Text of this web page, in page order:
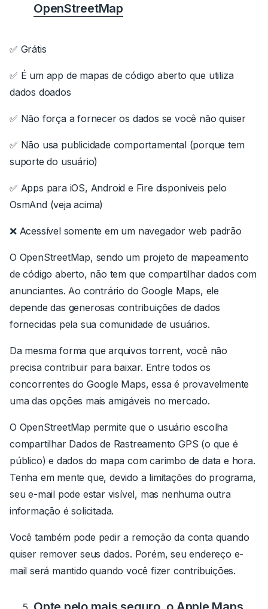
OpenStreetMap
✅ Grátis
✅ É um app de mapas de código aberto que utiliza
dados doados
✅ Não força a fornecer os dados se você não quiser
✅ Não usa publicidade comportamental (porque tem
suporte do usuário)
✅ Apps para iOS, Android e Fire disponíveis pelo
OsmAnd (veja acima)
❌ Acessível somente em um navegador web padrão
O OpenStreetMap, sendo um projeto de mapeamento
de código aberto, não tem que compartilhar dados com
anunciantes. Ao contrário do Google Maps, ele
depende das generosas contribuições de dados
fornecidas pela sua comunidade de usuários.
Da mesma forma que arquivos torrent, você não
precisa contribuir para baixar. Entre todos os
concorrentes do Google Maps, essa é provavelmente
uma das opções mais amigáveis no mercado.
O OpenStreetMap permite que o usuário escolha
compartilhar Dados de Rastreamento GPS (o que é
público) e dados do mapa com carimbo de data e hora.
Tenha em mente que, devido a limitações do programa,
seu e-mail pode estar visível, mas nenhuma outra
informação é solicitada.
Você também pode pedir a remoção da conta quando
quiser remover seus dados. Porém, seu endereço e-
mail será mantido quando você fizer contribuições.